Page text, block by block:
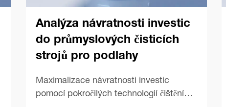
Analýza návratnosti investic
do průmyslových čisticích
strojů pro podlahy
Maximalizace návratnosti investic
pomocí pokročilých technologií čištění